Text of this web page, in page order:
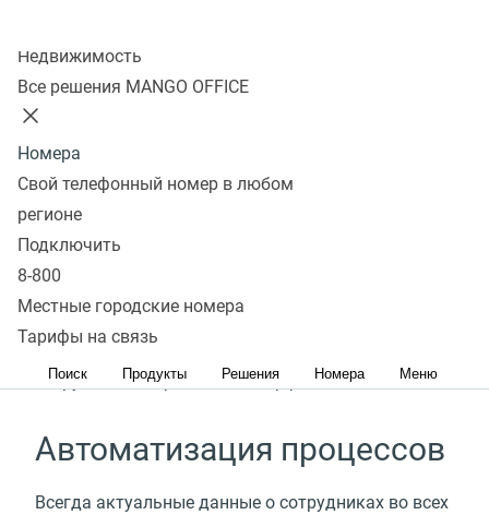
Недвижимость
Все решения MANGO OFFICE
Номера
Свой телефонный номер в любом
регионе
Подключить
8-800
Местные городские номера
Тарифы на связь
Поиск Продукты Решения Номера Меню
Удобство в использовании
Быстрое подключение всех сотрудников к
Простота в управлении
Управление данными и правами доступа
сотрудников через один интерфейс
Автоматизация процессов
Всегда актуальные данные о сотрудниках во всех